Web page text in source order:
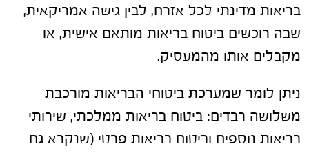
בריאות מדינתי לכל אזרח, לבין גישה אמריקאית,
שבה רוכשים ביטוח בריאות מותאם אישית, או
מקבלים אותו מהמעסיק.
ניתן לומר שמערכת ביטוחי הבריאות מורכבת
משלושה רבדים: ביטוח בריאות ממלכתי, שירותי
בריאות נוספים וביטוח בריאות פרטי (שנקרא גם